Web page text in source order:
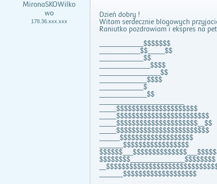
MironaSKOWilko
wo
178.36.xxx.xxx
Dzień dobry !
Witam serdecznie blogowych
Raniutko pozdrawiam i ekspres na
_____________$$$$$$$
____________$$_____$$
_____________$$
_______________$$$$
__________________$$
______________$$$$
_____________$
______________$$
_____$$$$$$$$$$$$$$$$$$$$$
_____$$$$$$$$$$$$$$$$$$$$$$$$
_____$$$$$$$$$$$$$$$$$$$$$__$$
_____$$$$$$$$$$$$$$$$$$$$$$$$
______$$$$$$$$$$$$$$$$$$$
_______$$$$$$$$$$$$$$$$$
$$$$$$$$________________$$$$$$$$
_______$$$$$$$$$$$$$$$$$$$